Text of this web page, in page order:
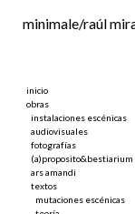
minimale/raúl
inicio
obras
instalaciones escénicas
audiovisuales
fotografías
(a)proposito&bestiarium
ars amandi
textos
mutaciones escénicas